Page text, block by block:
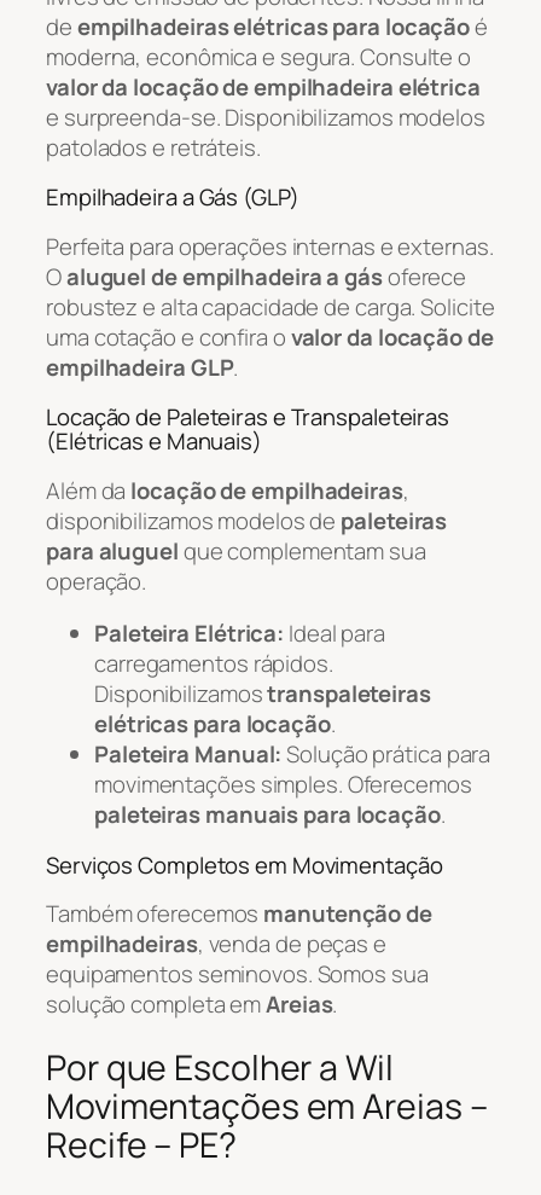
deempilhadeiras elétricas para locaçãoé
moderna, econômica e segura. Consulte o
valor da locação de empilhadeira elétrica
e surpreenda-se. Disponibilizamos modelos
patolados e retráteis.
Empilhadeira a Gás (GLP)
Perfeita para operações internas e externas.
Oaluguel de empilhadeira a gásoferece
robustez e alta capacidade de carga. Solicite
uma cotação e confira ovalor da locação de
empilhadeira GLP.
Locação de Paleteiras e Transpaleteiras
(Elétricas e Manuais)
Além da locação de empilhadeiras,
disponibilizamos modelos de paleteiras
para aluguelque complementam sua
operação.
Paleteira Elétrica: Ideal para
carregamentos rápidos.
Disponibilizamostranspaleteiras
elétricas para locação.
Paleteira Manual:Solução prática para
movimentações simples. Oferecemos
paleteiras manuais para locação.
Serviços Completos em Movimentação
Também oferecemos manutenção de
empilhadeiras, venda de peças e
equipamentos seminovos. Somos sua
solução completa emAreias.
Por que Escolher a Wil
Movimentações em Areias –
Recife – PE?